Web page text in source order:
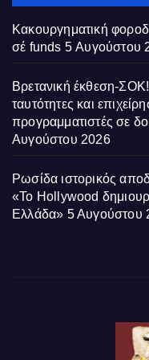
Κακουργηματική
σέ funds 5 Αυγούστου
Βρετανική έκθεση-
ταυτότητες και
προγραμματιστές σε
Αυγούστου 2026
Ρωσίδα ιστορικός
«Το Hollywood
Ελλάδα» 5 Αυγούστου